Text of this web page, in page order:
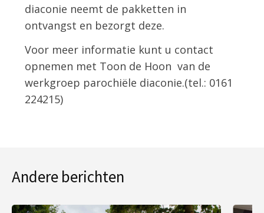
diaconie neemt de pakketten in
ontvangst en bezorgt deze.
Voor meer informatie kunt u contact
opnemen met Toon de Hoon van de
werkgroep parochiële diaconie.(tel.: 0161
224215)
Andere berichten